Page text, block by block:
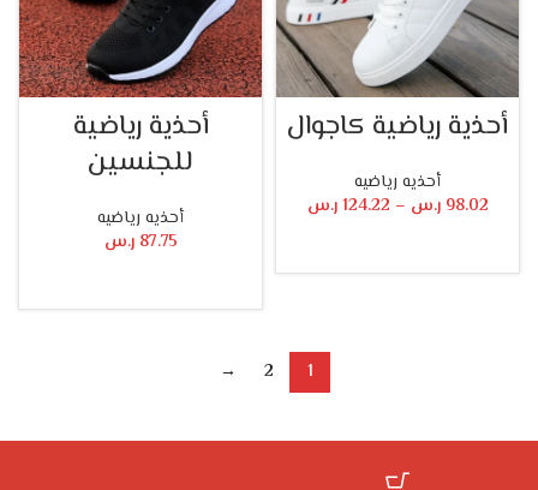
أحذية رياضية كاجوال
أحذيه رياضيه
98.02 ر.س –
124.22 ر.س
أحذية رياضية
للجنسين
أحذيه رياضيه
87.75 ر.س
1
2
→